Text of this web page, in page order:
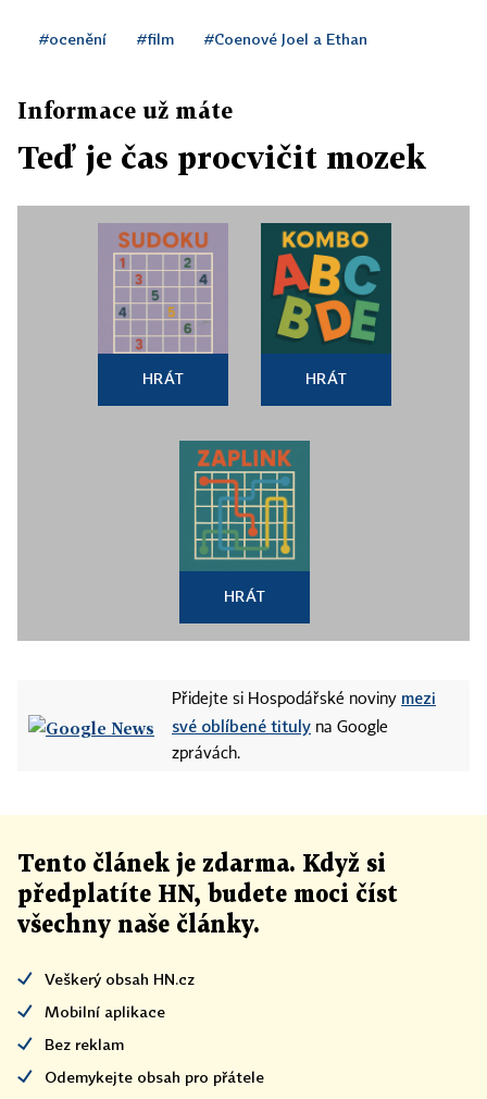
#ocenění #film #Coenové Joel a Ethan
Informace už máte
Teď je čas procvičit mozek
HRÁT HRÁT
HRÁT
Přidejte si Hospodářské noviny mezi
své oblíbené tituly na Google
zprávách.
Tento článek je zdarma. Když si
předplatíte HN, budete moci číst
všechny naše články.
Veškerý obsah HN.cz
Mobilní aplikace
Bez reklam
Odemykejte obsah pro přátele